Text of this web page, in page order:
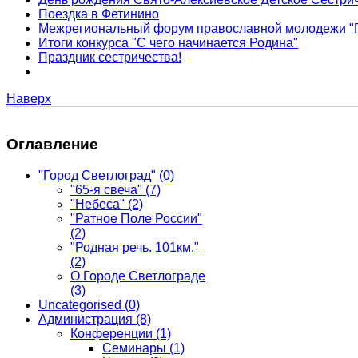
Поездка в Фетинино
Межрегиональный форум православной молодежи
Итоги конкурса "С чего начинается Родина"
Праздник сестричества!
Наверх
Оглавление
"Город Светлоград" (0)
"65-я свеча" (7)
"Небеса" (2)
"Ратное Поле России"
(2)
"Родная речь. 101км."
(2)
О Городе Светлограде
(3)
Uncategorised (0)
Администрация (8)
Конференции (1)
Семинары (1)